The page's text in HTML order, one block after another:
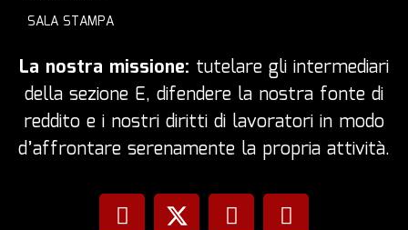
SALA STAMPA
La nostra missione: tutelare gli intermediari
della sezione E, difendere la nostra fonte di
reddito e i nostri diritti di lavoratori in modo
d’affrontare serenamente la propria attività.